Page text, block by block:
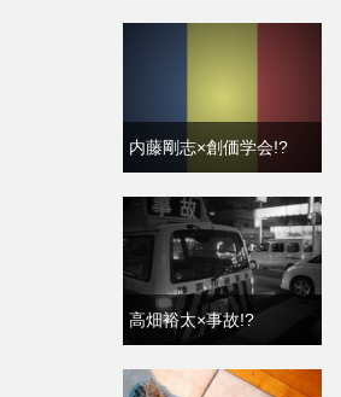
内藤剛志×創価学会!?
高畑裕太×事故!?